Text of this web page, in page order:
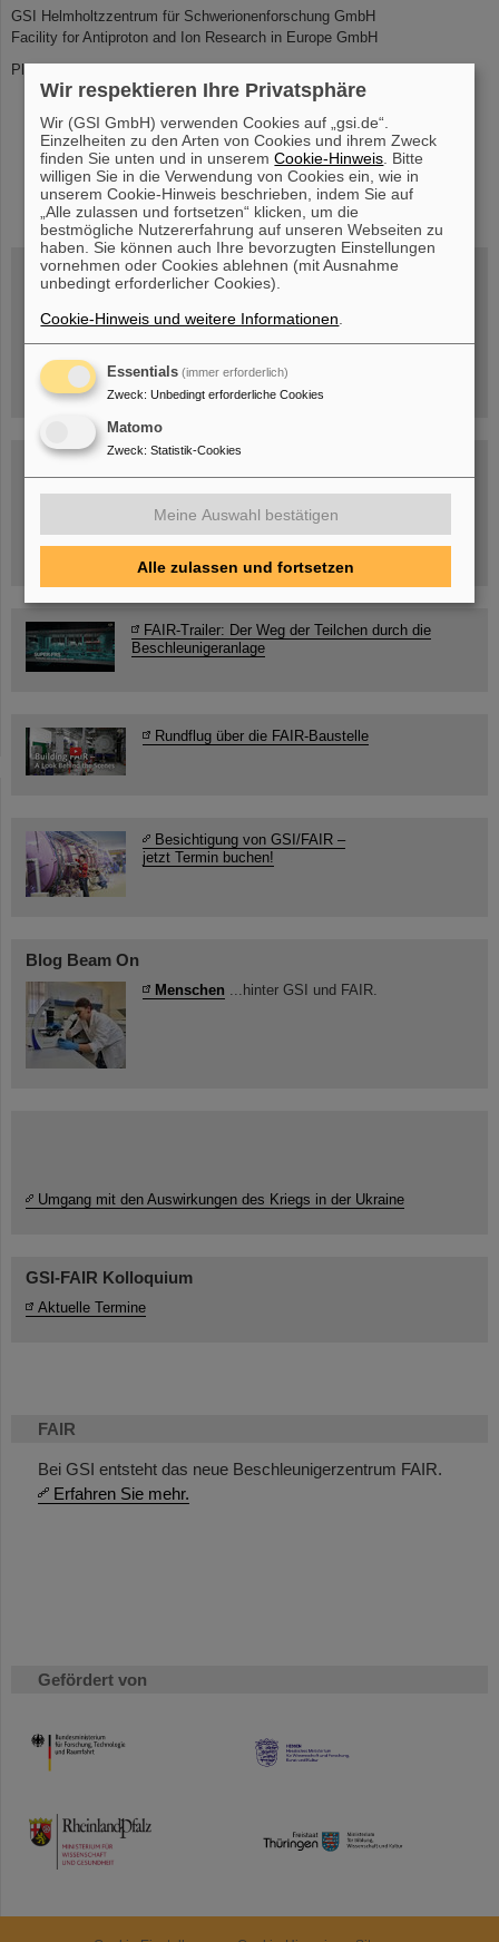
FAIR
Bei GSI entsteht das neue Beschleunigerzentrum FAIR.
Erfahren Sie mehr.
Gefördert von
HMWK
TMWWDG
GSI Helmholtzzentrum für Schwerionenforschung GmbH
Facility for Antiproton and Ion Research in Europe GmbH
Planckstr. 1 | 64291 Darmstadt | Telefon: +49-6159-71- 0
instagramlinkedinyoutube
helmholtz.social
facebook
Mittwoch, 19.08.2026, 14 Uhr
Hannah Elfner,
GSI/FAIR/Goethe-Universität
Anmeldung und weitere Informationen
geöffnet Di – Fr,
12 – 17 Uhr
Sa, 11.07.26, 10:30-16:00 Uhr
Ernst-Ludwig-Str. 22
FAIR-Trailer: Der Weg der Teilchen durch die
Beschleunigeranlage
Rundflug über die FAIR-Baustelle
Besichtigung von GSI/FAIR –
jetzt Termin buchen!
Blog Beam On
Menschen ...hinter GSI und FAIR.
Umgang mit den Auswirkungen des Kriegs in der Ukraine
GSI-FAIR Kolloquium
Aktuelle Termine
Wir respektieren Ihre Privatsphäre
Wir (GSI GmbH) verwenden Cookies auf „gsi.de“.
Einzelheiten zu den Arten von Cookies und ihrem Zweck
finden Sie unten und in unseremCookie-Hinweis . Bitte
willigen Sie in die Verwendung von Cookies ein, wie in
unserem Cookie-Hinweis beschrieben, indem Sie auf
„Alle zulassen und fortsetzen“ klicken, um die
bestmögliche Nutzererfahrung auf unseren Webseiten zu
haben. Sie können auch Ihre bevorzugten Einstellungen
vornehmen oder Cookies ablehnen (mit Ausnahme
unbedingt erforderlicher Cookies).
Cookie-Hinweis und weitere Informationen
Essentials (immer erforderlich)
Zweck: Unbedingt erforderliche Cookies
Matomo
Zweck: Statistik-Cookies
Meine Auswahl bestätigen
Alle zulassen und fortsetzen